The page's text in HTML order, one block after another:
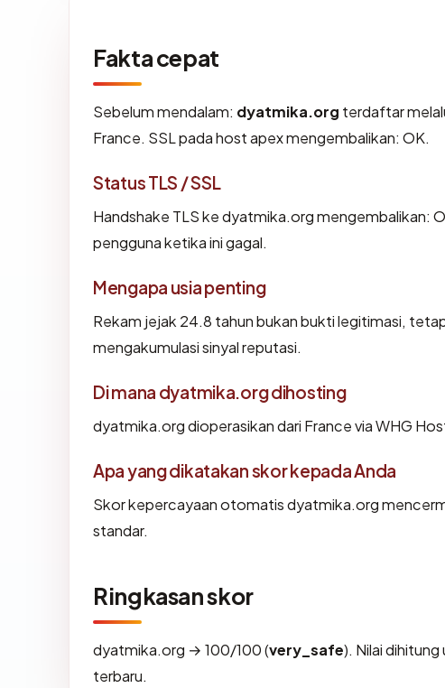
Fakta cepat
Sebelum mendalam: dyatmika.org terdaftar
France. SSL pada host apex mengembalikan: OK.
Status TLS / SSL
Handshake TLS ke dyatmika.org mengembalikan:
pengguna ketika ini gagal.
Mengapa usia penting
Rekam jejak 24.8 tahun bukan bukti legitimasi,
mengakumulasi sinyal reputasi.
Di mana dyatmika.org dihosting
dyatmika.org dioperasikan dari France via WHG
Apa yang dikatakan skor kepada Anda
Skor kepercayaan otomatis dyatmika.org
standar.
Ringkasan skor
dyatmika.org → 100/100 (very_safe). Nilai
terbaru.